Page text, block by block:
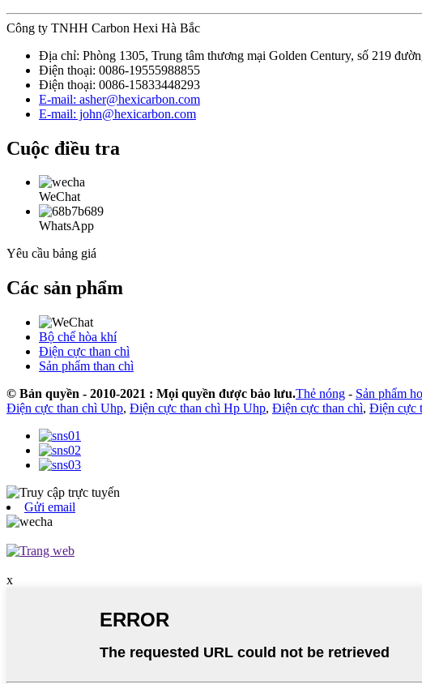
Công ty TNHH Carbon Hexi Hà Bắc
Địa chỉ: Phòng 1305, Trung tâm thương mại Golden Century, số 219
Điện thoại: 0086-19555988855
Điện thoại: 0086-15833448293
E-mail: asher@hexicarbon.com
E-mail: john@hexicarbon.com
Cuộc điều tra
WeChat
WhatsApp
Yêu cầu bảng giá
Các sản phẩm
Bộ chế hòa khí
Điện cực than chì
Sản phẩm than chì
© Bản quyền - 2010-2021 : Mọi quyền được bảo lưu.Thẻ nóng - Sản phẩm
Điện cực than chì Uhp, Điện cực than chì Hp Uhp, Điện cực than chì, Điện cực
Gửi email
x